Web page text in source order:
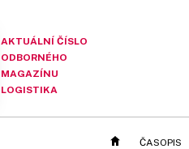
AKTUÁLNÍ ČÍSLO
ODBORNÉHO
MAGAZÍNU
LOGISTIKA
ČASOPIS